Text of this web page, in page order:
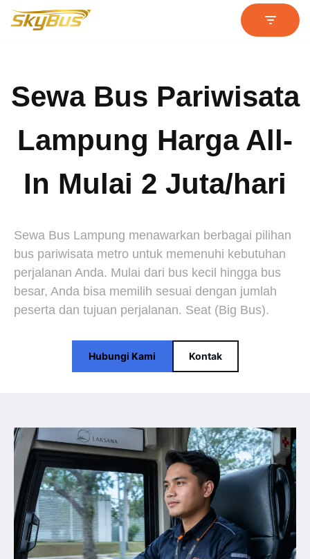
Sewa Bus Pariwisata
Lampung Harga All-
In Mulai 2 Juta/hari
Sewa Bus Lampung menawarkan berbagai pilihan
bus pariwisata metro untuk memenuhi kebutuhan
perjalanan Anda. Mulai dari bus kecil hingga bus
besar, Anda bisa memilih sesuai dengan jumlah
peserta dan tujuan perjalanan. Seat (Big Bus).
Hubungi Kami Kontak